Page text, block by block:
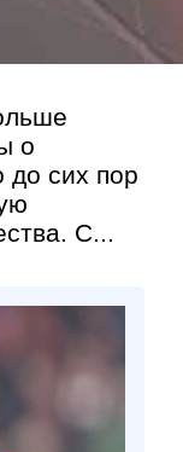
о
до сих пор
С...